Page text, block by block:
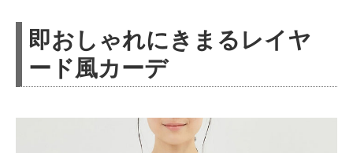
即おしゃれにきまるレイヤ
ード風カーデ